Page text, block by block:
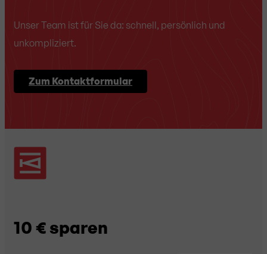
Unser Team ist für Sie da: schnell, persönlich und
unkompliziert.
Zum Kontaktformular
10 € sparen